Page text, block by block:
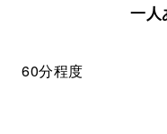
一人
60分程度